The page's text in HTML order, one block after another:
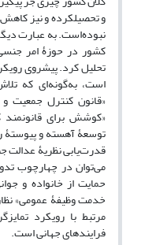
و تحصیلکرده و نیز
نبوده‌است. به عبارت
کشور در حوزۀ امر
تحلیل کرد. پیشروی
است، به‌گونه‌ای که
«قانون کنترل جمعیت و
«کوشش برای قانونمند
توسعۀ آهسته و پیوستۀ
قدرت‌یابی نظریۀ عدالت
می‌توان در چهارچوب
حمایت از خانواده و
خدمت وظیفۀ عمومی»
مرتبط با رویکرد
فرایندهای جهانی است.